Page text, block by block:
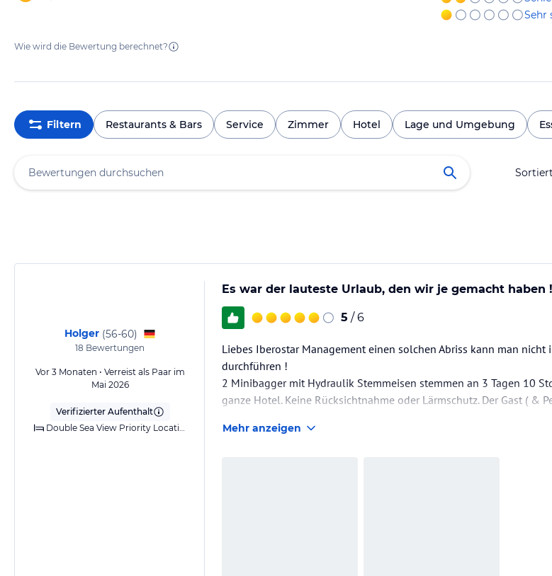
Sehr
Wie wird die Bewertung berechnet?
Filtern Restaurants & Bars Service Zimmer Hotel Lage und Umgebung
Holger (56-60)
18 Bewertungen
Vor 3 Monaten • Verreist als Paar im
Mai 2026
Verifizierter Aufenthalt
Double Sea View Priority Location
Es war der lauteste Urlaub, den wir je gemacht haben !
5 / 6
Liebes Iberostar Management einen solchen Abriss kann man
durchführen !
2 Minibagger mit Hydraulik Stemmeisen stemmen an 3 Tagen 10
ganze Hotel. Keine Rücksichtnahme oder Lärmschutz. Der Gast ( &
danach gingen die Bauarbeiten weiter :-)
Mehr anzeigen